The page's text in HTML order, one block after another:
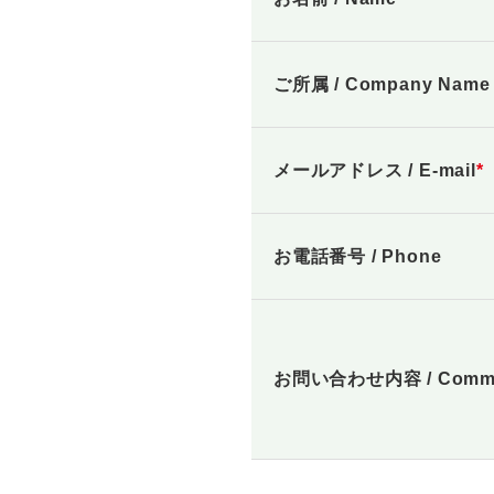
ご所属 / Company Name
メールアドレス / E-mail *
お電話番号 / Phone
お問い合わせ内容 /